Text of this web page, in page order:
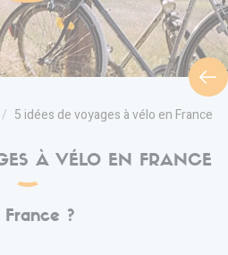
5 idées de voyages à vélo en France
À VÉLO EN FRANCE
?